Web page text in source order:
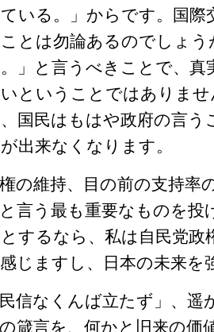
いる。」からです。国際
とは勿論あるのでしょ
」と言うべきことで、
ということではありま
国民はもはや政府の言う
出来なくなります。
の維持、目の前の支持率
言う最も重要なものを投
するなら、私は自民党政
じますし、日本の未来を
信なくんば立たず」、遥
箴言を、何かと旧来の価